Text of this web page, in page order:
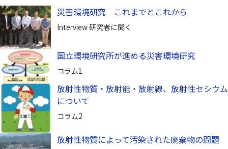
災害環境研究 これまでとこれから
Interview 研究者に聞く
国立環境研究所が進める災害環境研究
コラム1
放射性物質・放射能・放射線、放射性セシウム
について
コラム2
放射性物質によって汚染された廃棄物の問題